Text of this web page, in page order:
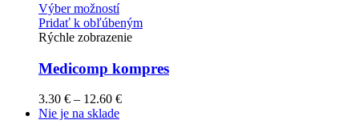
Výber možností
Pridať k obľúbeným
Rýchle zobrazenie
Medicomp kompres
3.30 € – 12.60 €
Nie je na sklade